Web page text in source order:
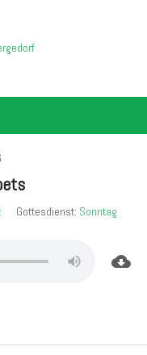
Gottesdienst: Sonntag